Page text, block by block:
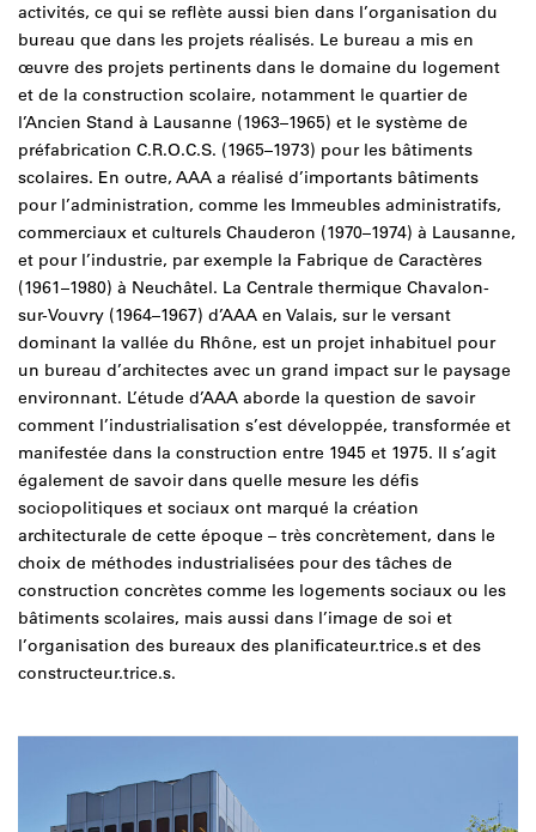
activités, ce qui se reflète aussi bien dans l’organisation du
bureau que dans les projets réalisés. Le bureau a mis en
œuvre des projets pertinents dans le domaine du logement
et de la construction scolaire, notamment le quartier de
l’Ancien Stand à Lausanne (1963–1965) et le système de
préfabrication C.R.O.C.S. (1965–1973) pour les bâtiments
scolaires. En outre, AAA a réalisé d’importants bâtiments
pour l’administration, comme les Immeubles administratifs,
commerciaux et culturels Chauderon (1970–1974) à Lausanne,
et pour l’industrie, par exemple la Fabrique de Caractères
(1961–1980) à Neuchâtel. La Centrale thermique Chavalon-
sur-Vouvry (1964–1967) d’AAA en Valais, sur le versant
dominant la vallée du Rhône, est un projet inhabituel pour
un bureau d’architectes avec un grand impact sur le paysage
environnant. L’étude d’AAA aborde la question de savoir
comment l’industrialisation s’est développée, transformée et
manifestée dans la construction entre 1945 et 1975. Il s’agit
également de savoir dans quelle mesure les défis
sociopolitiques et sociaux ont marqué la création
architecturale de cette époque – très concrètement, dans le
choix de méthodes industrialisées pour des tâches de
construction concrètes comme les logements sociaux ou les
bâtiments scolaires, mais aussi dans l’image de soi et
l’organisation des bureaux des planificateur.trice.s et des
constructeur.trice.s.